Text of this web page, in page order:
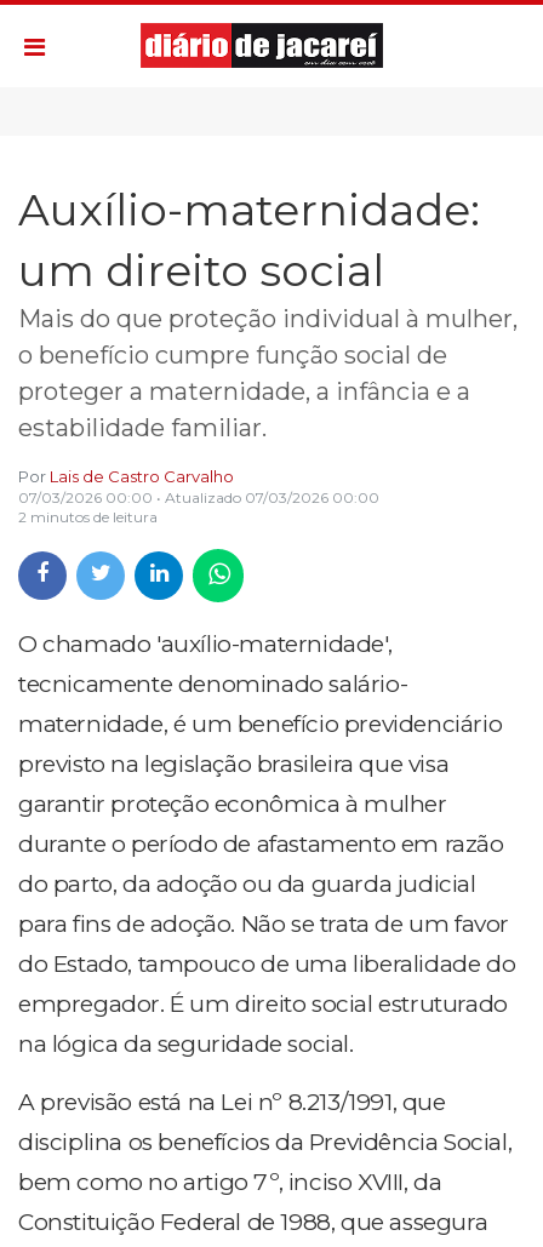
Auxílio-maternidade:
um direito social
Mais do que proteção individual à mulher,
o benefício cumpre função social de
proteger a maternidade, a infância e a
estabilidade familiar.
Por Lais de Castro Carvalho
07/03/2026 00:00 • Atualizado 07/03/2026 00:00
2 minutos de leitura
O chamado 'auxílio-maternidade',
tecnicamente denominado salário-
maternidade, é um benefício previdenciário
previsto na legislação brasileira que visa
garantir proteção econômica à mulher
durante o período de afastamento em razão
do parto, da adoção ou da guarda judicial
para fins de adoção. Não se trata de um favor
do Estado, tampouco de uma liberalidade do
empregador. É um direito social estruturado
na lógica da seguridade social.
A previsão está na Lei nº 8.213/1991, que
disciplina os benefícios da Previdência Social,
bem como no artigo 7º, inciso XVIII, da
Constituição Federal de 1988, que assegura